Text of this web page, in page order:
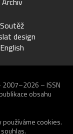
Soutěž
design
English
2007–2026 – ISSN
obsahu
používáme cookies.